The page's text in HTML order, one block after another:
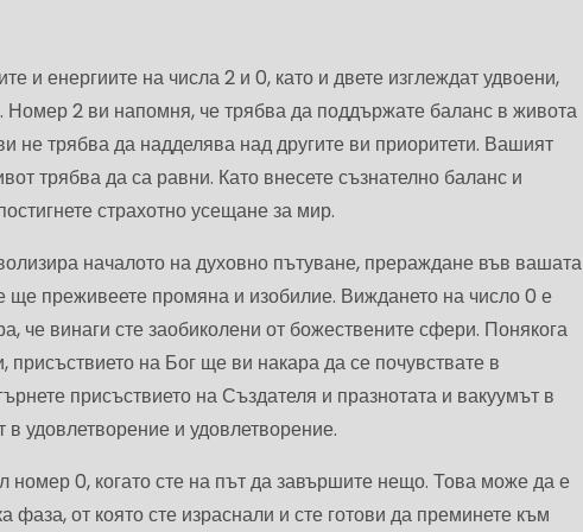
и енергиите на числа 2 и 0, като и двете изглеждат удвоени,
Номер 2 ви напомня, че трябва да поддържате баланс в живота
не трябва да надделява над другите ви приоритети. Вашият
трябва да са равни. Като внесете съзнателно баланс и
страхотно усещане за мир.
началото на духовно пътуване, прераждане във вашата
ще преживеете промяна и изобилие. Виждането на число 0 е
че винаги сте заобиколени от божествените сфери. Понякога
присъствието на Бог ще ви накара да се почувствате в
присъствието на Създателя и празнотата и вакуумът в
удовлетворение и удовлетворение.
0, когато сте на път да завършите нещо. Това може да е
фаза, от която сте израснали и сте готови да преминете към